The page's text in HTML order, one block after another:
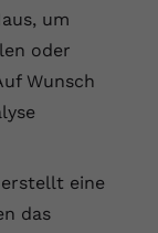
um
oder
Wunsch
eine
das